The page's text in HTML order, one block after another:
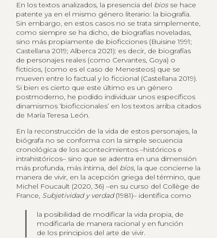
En los textos analizados, la presencia del biosse hace
patente ya en el mismo género literario: la biografía.
Sin embargo, en estos casos no se trata simplemente,
como siempre se ha dicho, de biografías noveladas,
sino más propiamente de bioficciones (Buisine 1991;
Castellana 2019; Alberca 2021): es decir, de biografías
de personajes reales (como Cervantes, Goya) o
ficticios, (como es el caso de Menesteos) que se
mueven entre lo factual y lo ficcional (Castellana 2019).
Si bien es cierto que este último es un género
postmoderno, he podido individuar unos específicos
dinamismos ‘bioficcionales’ en los textos arriba citados
de María Teresa León.
En la reconstrucción de la vida de estos personajes, la
biógrafa no se conforma con la simple secuencia
cronológica de los acontecimientos –históricos e
intrahistóricos– sino que se adentra en una dimensión
más profunda, más íntima, del bíos, la que concierne la
manera de vivir, en la acepción griega del término, que
Michel Foucault (2020, 36) –en su curso del Collège de
France, Subjetividad y verdad(1981)– identifica como
la posibilidad de modificar la vida propia, de
modificarla de manera racional y en función
de los principios del arte de vivir.